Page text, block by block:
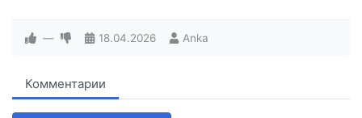
— 18.04.2026 Anka
Комментарии